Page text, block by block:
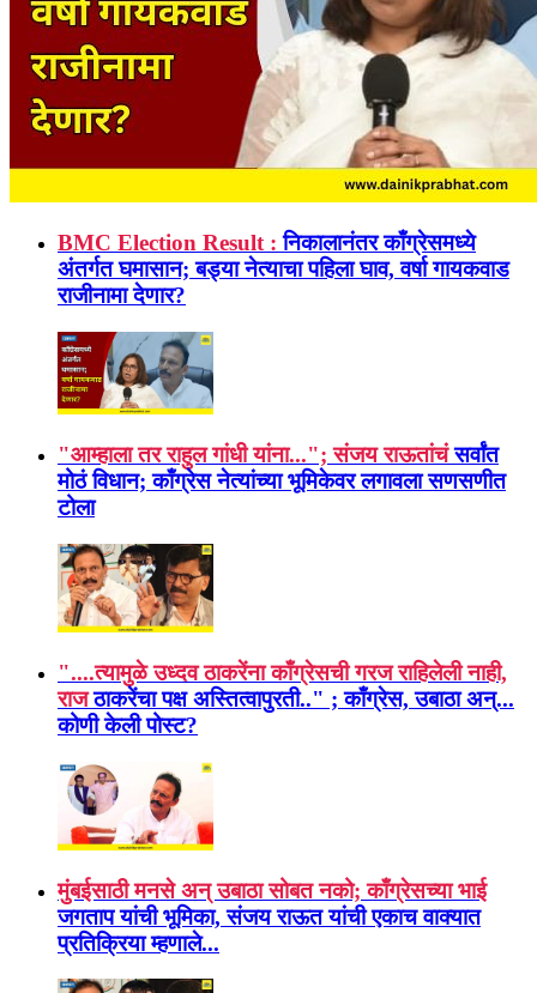
BMC Election Result : निकालानंतर काँग्रेसमध्ये
अंतर्गत घमासान; बड्या नेत्याचा पहिला घाव, वर्षा गायकवाड
राजीनामा देणार?
"आम्हाला तर राहुल गांधी यांना..."; संजय राऊतांचं सर्वांत
मोठं विधान; काँग्रेस नेत्यांच्या भूमिकेवर लगावला सणसणीत
टोला
"....त्यामुळे उध्दव ठाकरेंना काँग्रेसची गरज राहिलेली नाही,
राज ठाकरेंचा पक्ष अस्तित्वापुरती.." ; काँग्रेस, उबाठा अन्...
कोणी केली पोस्ट?
मुंबईसाठी मनसे अन् उबाठा सोबत नको; काँग्रेसच्या भाई
जगताप यांची भूमिका, संजय राऊत यांची एकाच वाक्यात
प्रतिक्रिया म्हणाले...